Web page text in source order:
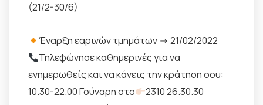
(21/2-30/6)
Έναρξη εαρινών τμημάτων -> 21/02/2022
Τηλεφώνησε καθημερινές για να
ενημερωθείς και να κάνεις την κράτηση σου:
10.30-22.00 Γούναρη στο
2310 26.30.30